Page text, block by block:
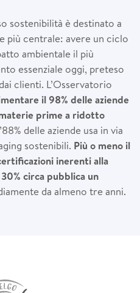
sostenibilità è destinato a
più centrale: avere un ciclo
ambientale il più
essenziale oggi, preteso
clienti. L’Osservatorio
il 98% delle aziende
prime a ridotto
delle aziende usa in via
sostenibili. Più o meno il
inerenti alla
circa pubblica un
da almeno tre anni.